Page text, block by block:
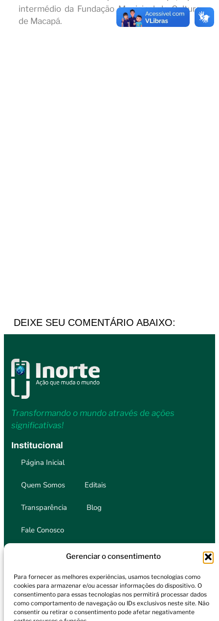
Gerenciar o consentimento
Para fornecer as melhores experiências, usamos tecnologias como
cookies para armazenar e/ou acessar informações do dispositivo. O
consentimento para essas tecnologias nos permitirá processar dados
como comportamento de navegação ou IDs exclusivos neste site. Não
consentir ou retirar o consentimento pode afetar negativamente
intermédio da Fundação Municipal de Cultura
de Macapá.
DEIXE SEU COMENTÁRIO ABAIXO:
Transformando o mundo através de ações
significativas!
Institucional
Página Inicial
Quem Somos Editais
Transparência Blog
Fale Conosco
Onde Atuamos
Educação
Saúde
Fale Conosco
institutoinorte@gmail.com